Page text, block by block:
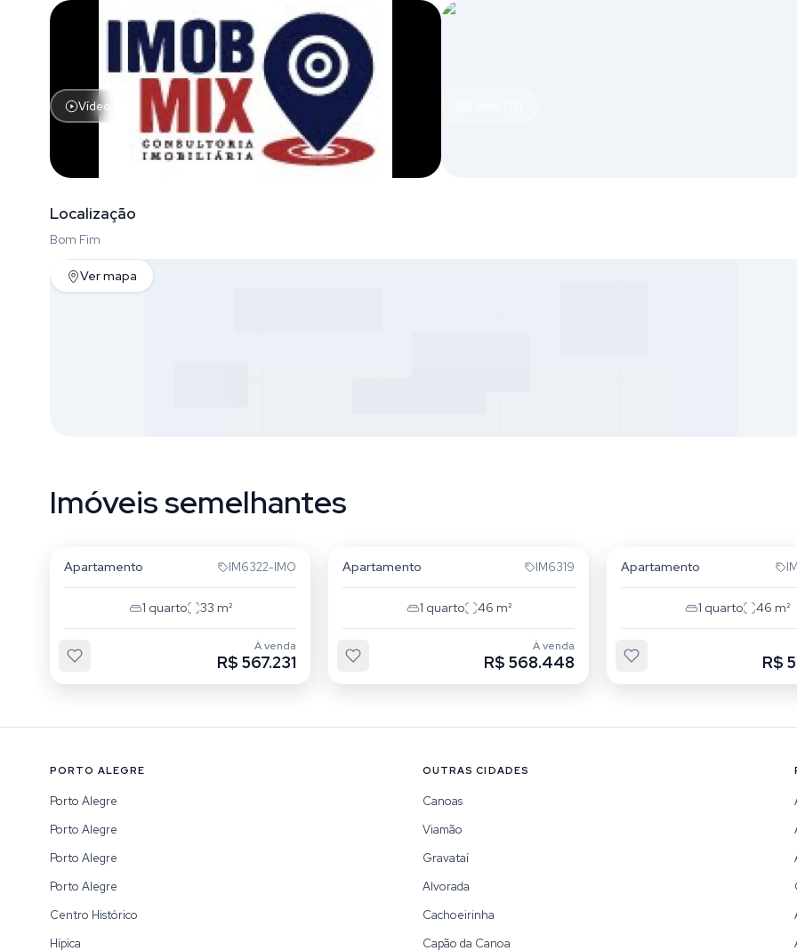
Vídeo
Localização
Bom Fim
Ver mapa
Imóveis semelhantes
Apartamento IM6322-IMO
1 quarto 33 m²
À venda
R$ 567.231
Apartamento IM6319
1 quarto 46 m²
À venda
R$ 568.448
Apartamento
1 quarto 46 m²
R$
PORTO ALEGRE
Porto Alegre
Porto Alegre
Porto Alegre
Porto Alegre
Centro Histórico
Hípica
OUTRAS CIDADES
Canoas
Viamão
Gravataí
Alvorada
Cachoeirinha
Capão da Canoa